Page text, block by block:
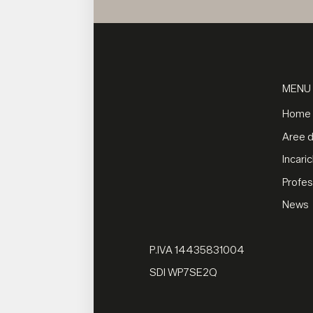
MENU
Home
Aree
News
P.IVA 14435831004
SDI WP7SE2Q